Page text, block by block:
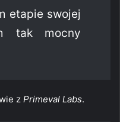
etapie swojej
tak mocny
z Primeval Labs.